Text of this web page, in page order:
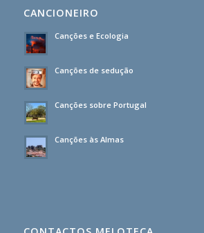
CANCIONEIRO
Canções e Ecologia
Canções de sedução
Canções sobre Portugal
Canções às Almas